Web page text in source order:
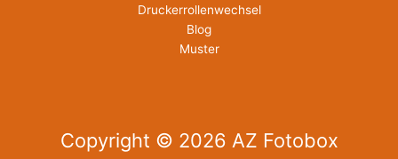
Druckerrollenwechsel
Blog
Muster
Copyright © 2026 AZ Fotobox